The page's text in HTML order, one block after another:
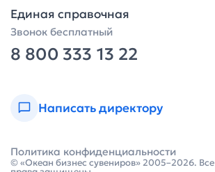
Единая справочная
Звонок бесплатный
8 800 333 13 22
Написать директору
© «Океан бизнес сувениров» 2005–2026. Все
Политика конфиденциальности